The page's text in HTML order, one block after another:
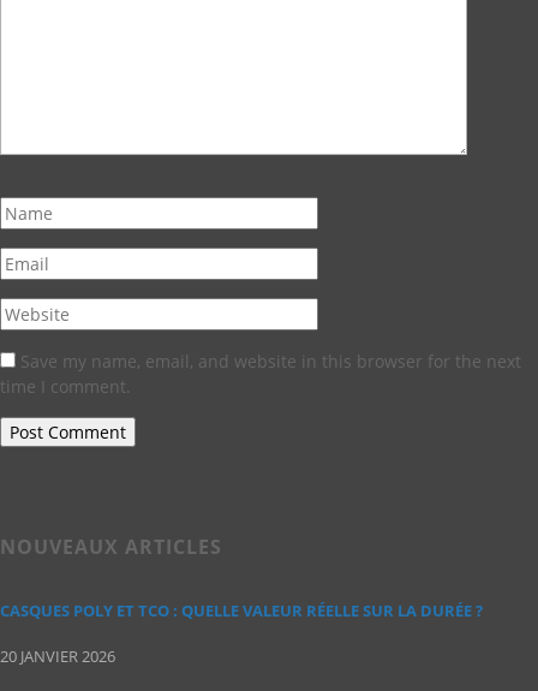
Save my name, email, and website in this browser for the next
time I comment.
NOUVEAUX ARTICLES
CASQUES POLY ET TCO : QUELLE VALEUR RÉELLE SUR LA DURÉE ?
20 JANVIER 2026